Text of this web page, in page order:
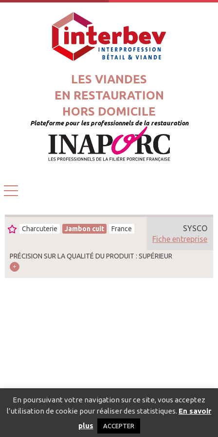
LES VIANDES
EN RESTAURATION
HORS DOMICILE
Plateforme pour les professionnels de la restauration
Charcuterie Jambon cuit France
PRÉCISION SUR LA QUALITÉ DU PRODUIT : SUPÉRIEUR
SYSCO
Fiche entreprise
Catalogue pour localiser les fournisseurs
Politique de confidentialité
En poursuivant votre navigation sur ce site, vous acceptez
l’utilisation de cookie pour réaliser des statistiques. En savoir
plus
ACCEPTER